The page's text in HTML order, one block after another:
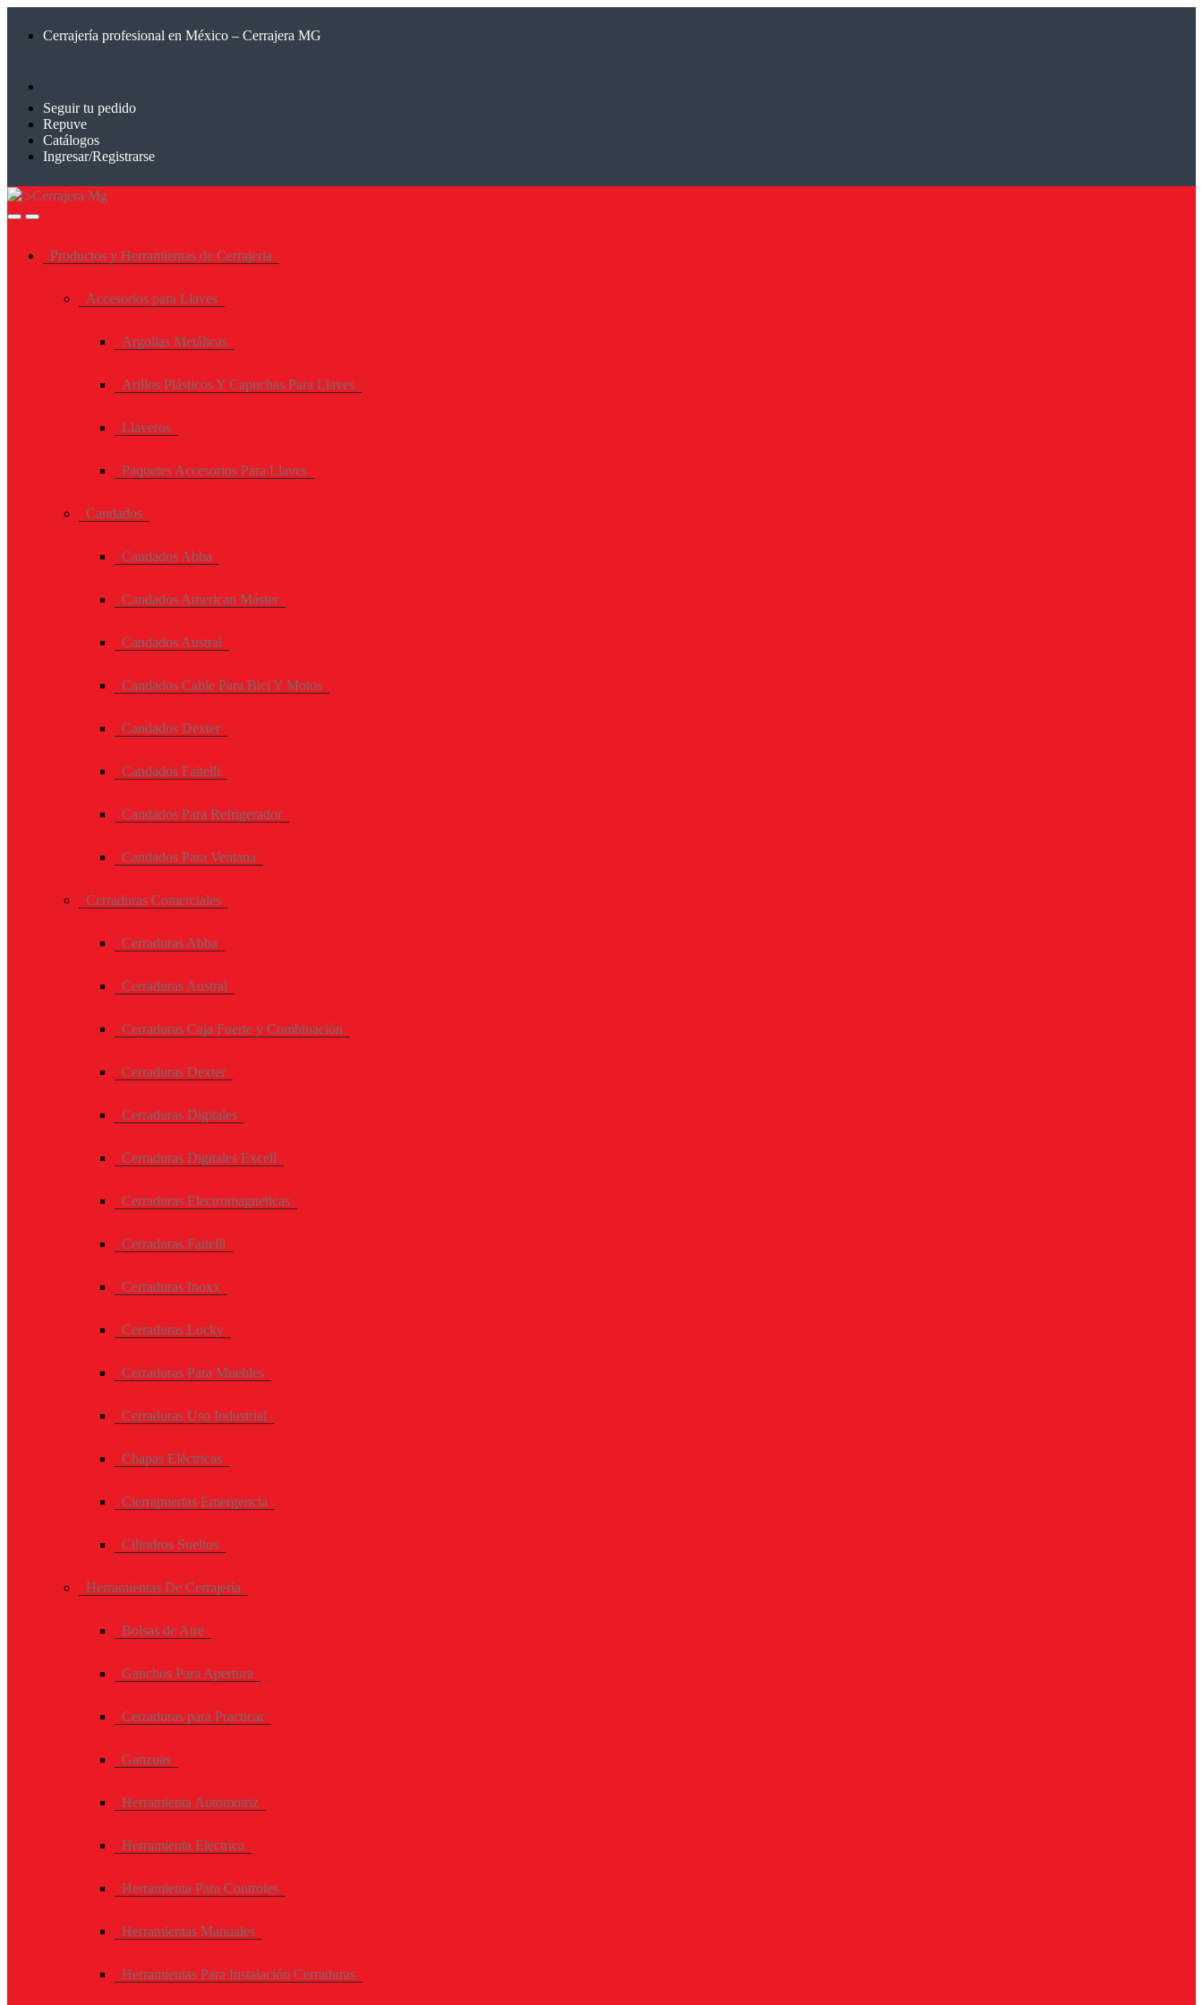
Cerrajería profesional en México – Cerrajera MG
Seguir tu pedido
Repuve
Catálogos
Ingresar/Registrarse
Productos y Herramientas de Cerrajeria
Accesorios para Llaves
Argollas Metálicas
Arillos Plásticos Y Capuchas Para Llaves
Llaveros
Paquetes Accesorios Para Llaves
Candados
Candados Abba
Candados American Máster
Candados Austral
Candados Cable Para Bici Y Motos
Candados Dexter
Candados Faitelli
Candados Para Refrigerador
Candados Para Ventana
Cerraduras Comerciales
Cerraduras Abba
Cerraduras Austral
Cerraduras Caja Fuerte y Combinación
Cerraduras Dexter
Cerraduras Digitales
Cerraduras Digitales Excell
Cerraduras Electromagneticas
Cerraduras Faitelli
Cerraduras Inoxx
Cerraduras Locky
Cerraduras Para Muebles
Cerraduras Uso Industrial
Chapas Eléctricas
Cierrapuertas Emergencia
Cilindros Sueltos
Herramientas De Cerrajería
Bolsas de Aire
Ganchos Para Apertura
Cerraduras para Practicar
Ganzuas
Herramienta Automotriz
Herramienta Eléctrica
Herramienta Para Controles
Herramientas Manuales
Herramientas Para Instalación Cerraduras